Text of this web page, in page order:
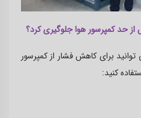
حد کمپرسور هوا جلوگیری کرد؟
برای کاهش فشار از کمپرسور
کنید: